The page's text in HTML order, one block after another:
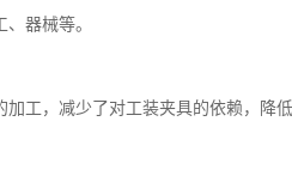
器械等。
工，减少了对工装夹具的依赖，降